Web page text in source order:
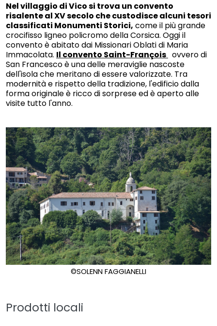
Nel villaggio di Vico si trova un convento
risalente al XV secolo che custodisce alcuni tesori
classificati Monumenti Storici, come il più grande
crocifisso ligneo policromo della Corsica. Oggi il
convento è abitato dai Missionari Oblati di Maria
Immacolata. Il convento Saint-François ovvero di
San Francesco è una delle meraviglie nascoste
dell'isola che meritano di essere valorizzate. Tra
modernità e rispetto della tradizione, l'edificio dalla
forma originale è ricco di sorprese ed è aperto alle
visite tutto l'anno.
©SOLENN FAGGIANELLI
Prodotti locali